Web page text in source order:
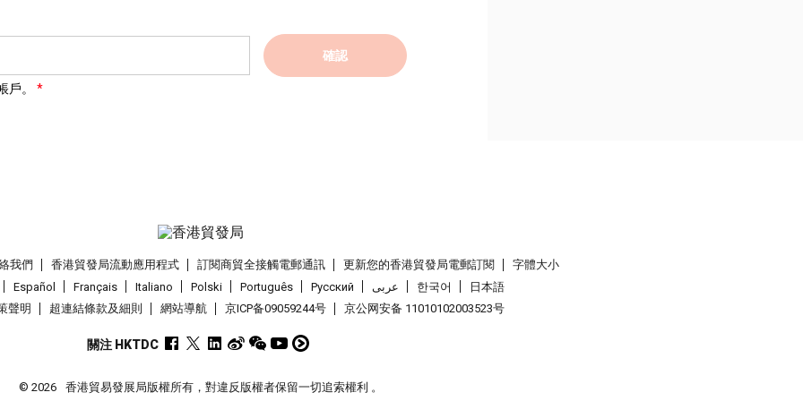
確認
。
我們 香港貿發局流動應用程式 訂閱商貿全接觸電郵通訊 更新您的香港貿發局電郵訂閱
字體大小
Español
Français Italiano Polski Português Pусский عربى 한국어
日本語
聲明
超連結條款及細則 網站導航 京ICP备09059244号 京公网安备 11010102003523号
關注 HKTDC
© 2026 香港貿易發展局版權所有，對違反版權者保留一切追索權利 。